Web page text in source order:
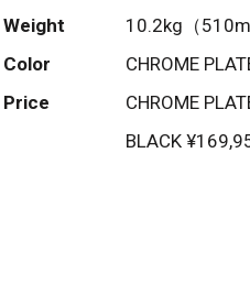
Weight
10.2kg（
Color
CHROME
Price
CHROME
BLACK